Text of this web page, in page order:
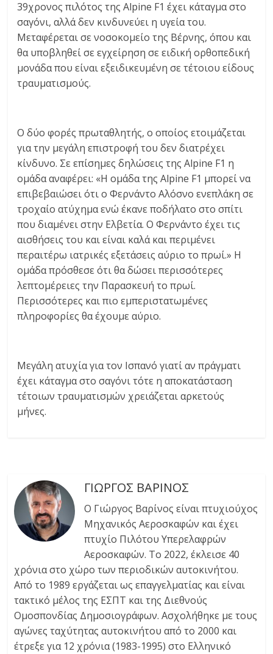
39χρονος πιλότος της Alpine F1 έχει κάταγμα στο
σαγόνι, αλλά δεν κινδυνεύει η υγεία του.
Μεταφέρεται σε νοσοκομείο της Βέρνης, όπου και
θα υποβληθεί σε εγχείρηση σε ειδική ορθοπεδική
μονάδα που είναι εξειδικευμένη σε τέτοιου είδους
τραυματισμούς.
Ο δύο φορές πρωταθλητής, ο οποίος ετοιμάζεται
για την μεγάλη επιστροφή του δεν διατρέχει
κίνδυνο. Σε επίσημες δηλώσεις της Alpine F1 η
ομάδα αναφέρει: «Η ομάδα της Alpine F1 μπορεί να
επιβεβαιώσει ότι ο Φερνάντο Αλόσνο ενεπλάκη σε
τροχαίο ατύχημα ενώ έκανε ποδήλατο στο σπίτι
που διαμένει στην Ελβετία. Ο Φερνάντο έχει τις
αισθήσεις του και είναι καλά και περιμένει
περαιτέρω ιατρικές εξετάσεις αύριο το πρωί.» Η
ομάδα πρόσθεσε ότι θα δώσει περισσότερες
λεπτομέρειες την Παρασκευή το πρωί.
Περισσότερες και πιο εμπεριστατωμένες
πληροφορίες θα έχουμε αύριο.
Μεγάλη ατυχία για τον Ισπανό γιατί αν πράγματι
έχει κάταγμα στο σαγόνι τότε η αποκατάσταση
τέτοιων τραυματισμών χρειάζεται αρκετούς
μήνες.
ΓΙΩΡΓΟΣ ΒΑΡΙΝΟΣ
Ο Γιώργος Βαρίνος είναι πτυχιούχος
Μηχανικός Αεροσκαφών και έχει
πτυχίο Πιλότου Υπερελαφρών
Αεροσκαφών. Tο 2022, έκλεισε 40
χρόνια στο χώρο των περιοδικών αυτοκινήτου.
Από το 1989 εργάζεται ως επαγγελματίας και είναι
τακτικό μέλος της ΕΣΠΤ και της Διεθνούς
Ομοσπονδίας Δημοσιογράφων. Ασχολήθηκε με τους
αγώνες ταχύτητας αυτοκινήτου από το 2000 και
έτρεξε για 12 χρόνια (1983-1995) στο Ελληνικό